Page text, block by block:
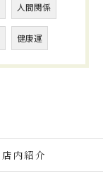
人間関係
健康運
店内紹介